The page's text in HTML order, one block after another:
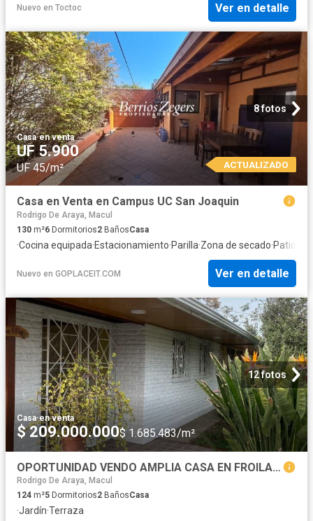
Nuevo en Toctoc Ver en detalle
8 fotos
Casa·en venta
UF 5.900
UF 45/m² ACTUALIZADO
Casa en Venta en Campus UC San Joaquin
Rodrigo De Araya, Macul
130 m²6 Dormitorios2 BañosCasa
·Cocina equipada·Estacionamiento·Parilla·Zona de secado·Patio
Nuevo en GOPLACEIT.COM Ver en detalle
12 fotos
Casa·en venta
$ 209.000.000$ 1.685.483/m²
OPORTUNIDAD VENDO AMPLIA CASA EN FROILAN ROA, A PASOS DEL METRO PEDRERO, MACUL
Rodrigo De Araya, Macul
124 m²5 Dormitorios2 BañosCasa
·Jardín·Terraza